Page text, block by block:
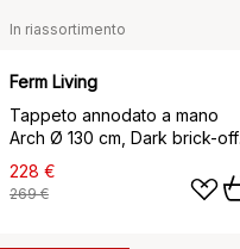
In riassortimento
Ferm Living
Tappeto annodato a mano
Arch Ø 130 cm, Dark brick-off
white
228 €
269 €